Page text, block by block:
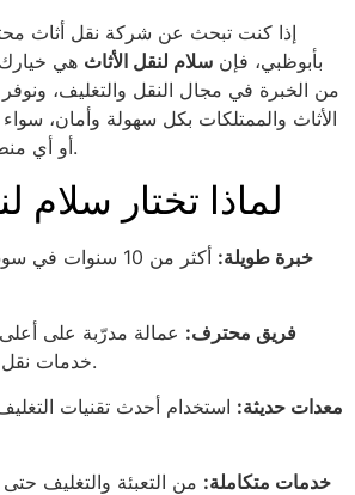
إذا كنت تبحث عن شركة نقل أثاث
بأبوظبي، فإن سلام لنقل الأثاث هي خيارك
من الخبرة في مجال النقل والتغليف،
الأثاث والممتلكات بكل سهولة وأمان، سواء
أو أي منطقة أخرى في أبوظبي.
لماذا تختار سلام
خبرة طويلة:
أكثر من 10 سنوات
فريق محترف: عمالة مدرّبة على
خدمات نقل وتغليف متميزة.
معدات حديثة: استخدام أحدث تقنيات
خدمات متكاملة: من التعبئة والتغليف